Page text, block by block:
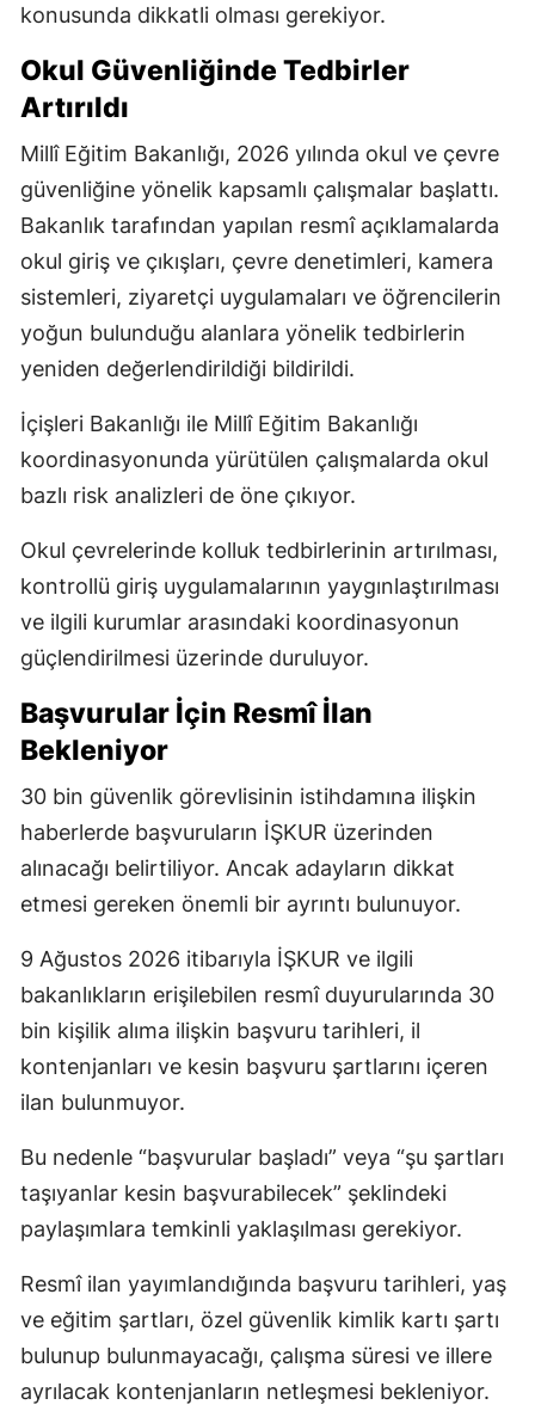
konusunda dikkatli olması gerekiyor.
Okul Güvenliğinde Tedbirler
Artırıldı
Millî Eğitim Bakanlığı, 2026 yılında okul ve çevre
güvenliğine yönelik kapsamlı çalışmalar başlattı.
Bakanlık tarafından yapılan resmî açıklamalarda
okul giriş ve çıkışları, çevre denetimleri, kamera
sistemleri, ziyaretçi uygulamaları ve öğrencilerin
yoğun bulunduğu alanlara yönelik tedbirlerin
yeniden değerlendirildiği bildirildi.
İçişleri Bakanlığı ile Millî Eğitim Bakanlığı
koordinasyonunda yürütülen çalışmalarda okul
bazlı risk analizleri de öne çıkıyor.
Okul çevrelerinde kolluk tedbirlerinin artırılması,
kontrollü giriş uygulamalarının yaygınlaştırılması
ve ilgili kurumlar arasındaki koordinasyonun
güçlendirilmesi üzerinde duruluyor.
Başvurular İçin Resmî İlan
Bekleniyor
30 bin güvenlik görevlisinin istihdamına ilişkin
haberlerde başvuruların İŞKUR üzerinden
alınacağı belirtiliyor. Ancak adayların dikkat
etmesi gereken önemli bir ayrıntı bulunuyor.
9 Ağustos 2026 itibarıyla İŞKUR ve ilgili
bakanlıkların erişilebilen resmî duyurularında 30
bin kişilik alıma ilişkin başvuru tarihleri, il
kontenjanları ve kesin başvuru şartlarını içeren
ilan bulunmuyor.
Bu nedenle “başvurular başladı” veya “şu şartları
taşıyanlar kesin başvurabilecek” şeklindeki
paylaşımlara temkinli yaklaşılması gerekiyor.
Resmî ilan yayımlandığında başvuru tarihleri, yaş
ve eğitim şartları, özel güvenlik kimlik kartı şartı
bulunup bulunmayacağı, çalışma süresi ve illere
ayrılacak kontenjanların netleşmesi bekleniyor.